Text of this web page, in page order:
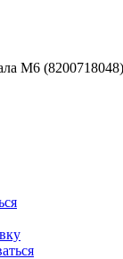
M6